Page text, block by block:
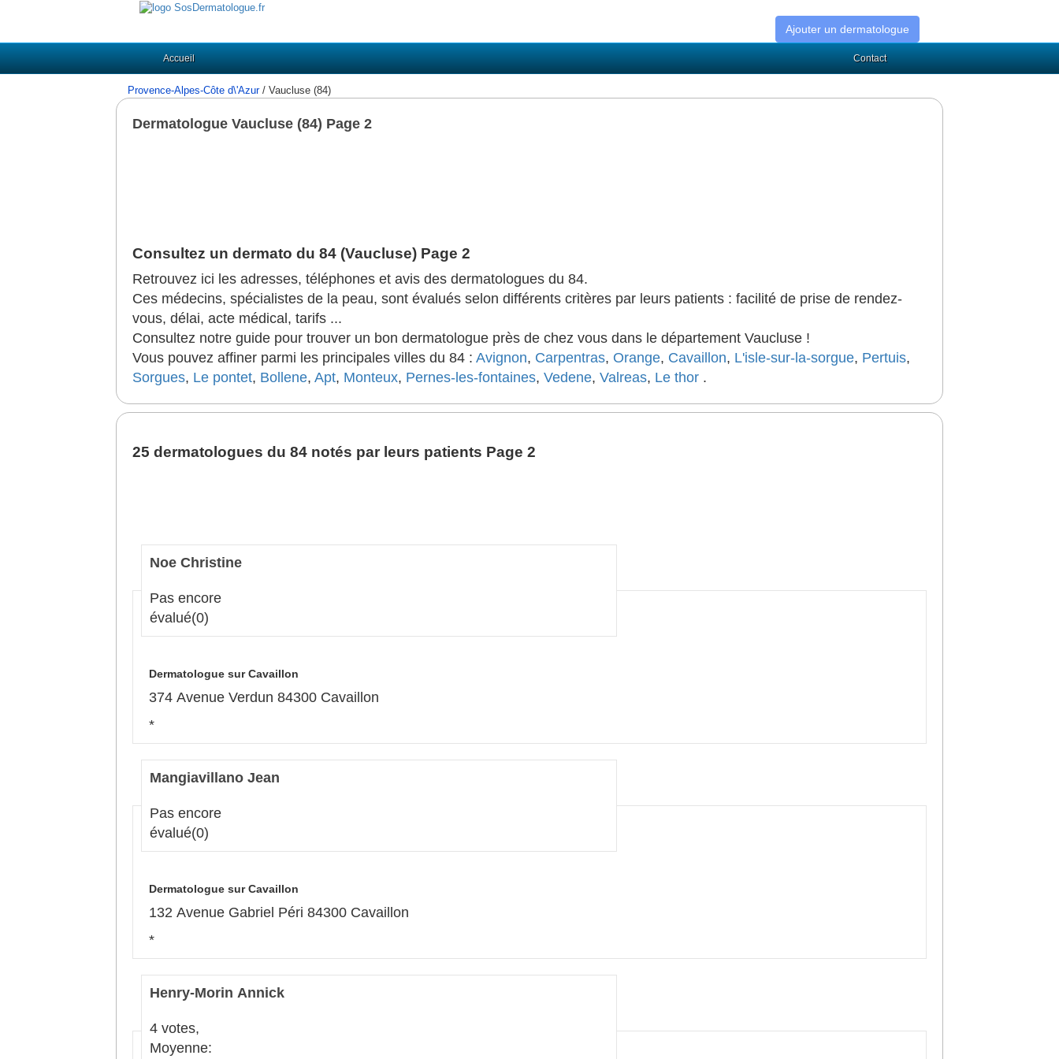
Ajouter un dermatologue
Accueil Contact
Provence-Alpes-Côte d\'Azur/ Vaucluse (84)
Dermatologue Vaucluse (84) Page 2
Consultez un dermato du 84 (Vaucluse) Page 2
Retrouvez ici les adresses, téléphones et avis des dermatologues du 84.
Ces médecins, spécialistes de la peau, sont évalués selon différents critères par leurs patients : facilité de prise de rendez-
vous, délai, acte médical, tarifs ...
Consultez notre guide pour trouver un bon dermatologue près de chez vous dans le département Vaucluse !
Vous pouvez affiner parmi les principales villes du 84 : Avignon, Carpentras, Orange, Cavaillon, L'isle-sur-la-sorgue, Pertuis,
Sorgues, Le pontet, Bollene, Apt, Monteux, Pernes-les-fontaines, Vedene, Valreas, Le thor .
25 dermatologues du 84 notés par leurs patients Page 2
Noe Christine
Pas encore
évalué(0)
Dermatologue sur Cavaillon
374 Avenue Verdun 84300 Cavaillon
*
Mangiavillano Jean
Pas encore
évalué(0)
Dermatologue sur Cavaillon
132 Avenue Gabriel Péri 84300 Cavaillon
*
Henry-Morin Annick
4 votes,
Moyenne: